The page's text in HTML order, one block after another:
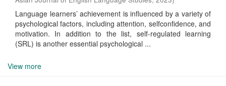
Language learners’ achievement is influenced by a variety of
psychological factors, including attention, selfconfidence, and
motivation. In addition to the list, self-regulated learning
(SRL) is another essential psychological ...
View more